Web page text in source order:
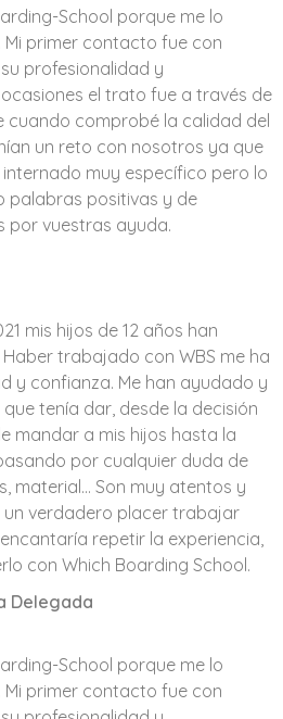
School porque me lo
primer contacto fue con
profesionalidad y
el trato fue a través de
cuando comprobé la calidad del
un reto con nosotros ya que
muy específico pero lo
palabras positivas y de
por vuestras ayuda.
mis hijos de 12 años han
trabajado con WBS me ha
y confianza. Me han ayudado y
tenía dar, desde la decisión
mandar a mis hijos hasta la
por cualquier duda de
material… Son muy atentos y
un verdadero placer trabajar
repetir la experiencia,
con Which Boarding School.
Delegada
School porque me lo
primer contacto fue con